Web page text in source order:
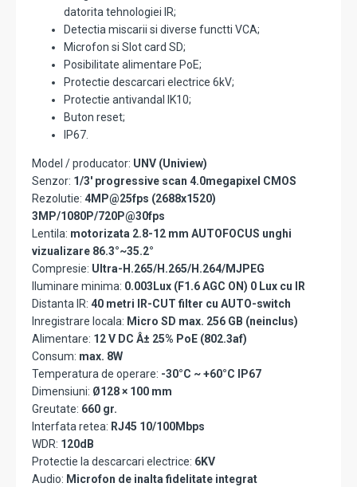
datorita tehnologiei IR;
Detectia miscarii si diverse functti VCA;
Microfon si Slot card SD;
Posibilitate alimentare PoE;
Protectie descarcari electrice 6kV;
Protectie antivandal IK10;
Buton reset;
IP67.
Model / producator: UNV (Uniview)
Senzor: 1/3' progressive scan 4.0megapixel CMOS
Rezolutie: 4MP@25fps (2688x1520)
3MP/1080P/720P@30fps
Lentila: motorizata 2.8-12 mm AUTOFOCUS unghi
vizualizare 86.3°~35.2°
Compresie: Ultra-H.265/H.265/H.264/MJPEG
Iluminare minima: 0.003Lux (F1.6 AGC ON) 0 Lux cu IR
Distanta IR: 40 metri IR-CUT filter cu AUTO-switch
Inregistrare locala: Micro SD max. 256 GB (neinclus)
Alimentare: 12 V DC Â± 25% PoE (802.3af)
Consum: max. 8W
Temperatura de operare: -30°C ~ +60°C IP67
Dimensiuni: Ø128 × 100 mm
Greutate: 660 gr.
Interfata retea: RJ45 10/100Mbps
WDR: 120dB
Protectie la descarcari electrice: 6KV
Audio: Microfon de inalta fidelitate integrat